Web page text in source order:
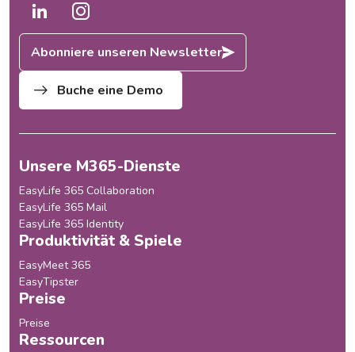
Abonniere unseren Newsletter
Buche eine Demo
Unsere M365-Dienste
EasyLife 365 Collaboration
EasyLife 365 Mail
EasyLife 365 Identity
Produktivität & Spiele
EasyMeet 365
EasyTipster
Preise
Preise
Ressourcen